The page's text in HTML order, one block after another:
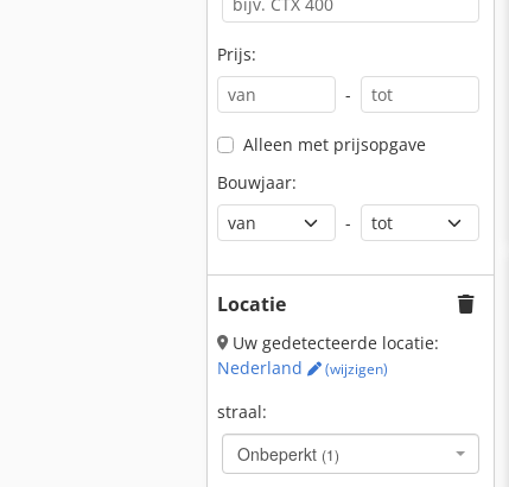
Prijs:
-
Alleen met prijsopgave
Bouwjaar:
-
Locatie
Uw gedetecteerde locatie:
Nederland
(wijzigen)
straal:
Onbeperkt (1)